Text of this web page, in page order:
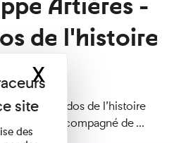
de l'histoire
— Le dos de l’histoire
l’auteur accompagné de ...
des
XMasquer le